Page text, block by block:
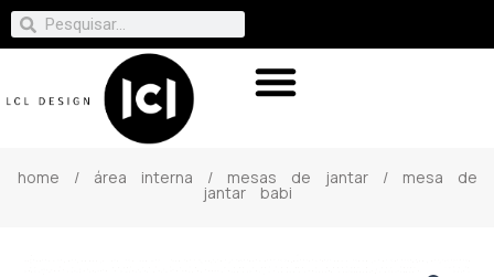
home / área interna / mesas de jantar/ mesa de
jantar babi